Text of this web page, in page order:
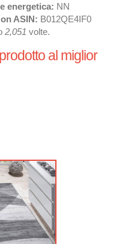
energetica: NN
ASIN: B012QE4IF0
2,051 volte.
al miglior